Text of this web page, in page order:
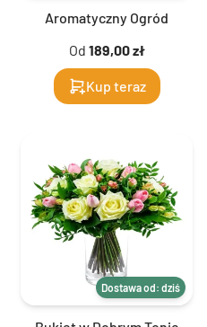
Aromatyczny Ogród
Od 189,00 zł
Kup teraz
Dostawa od: dziś